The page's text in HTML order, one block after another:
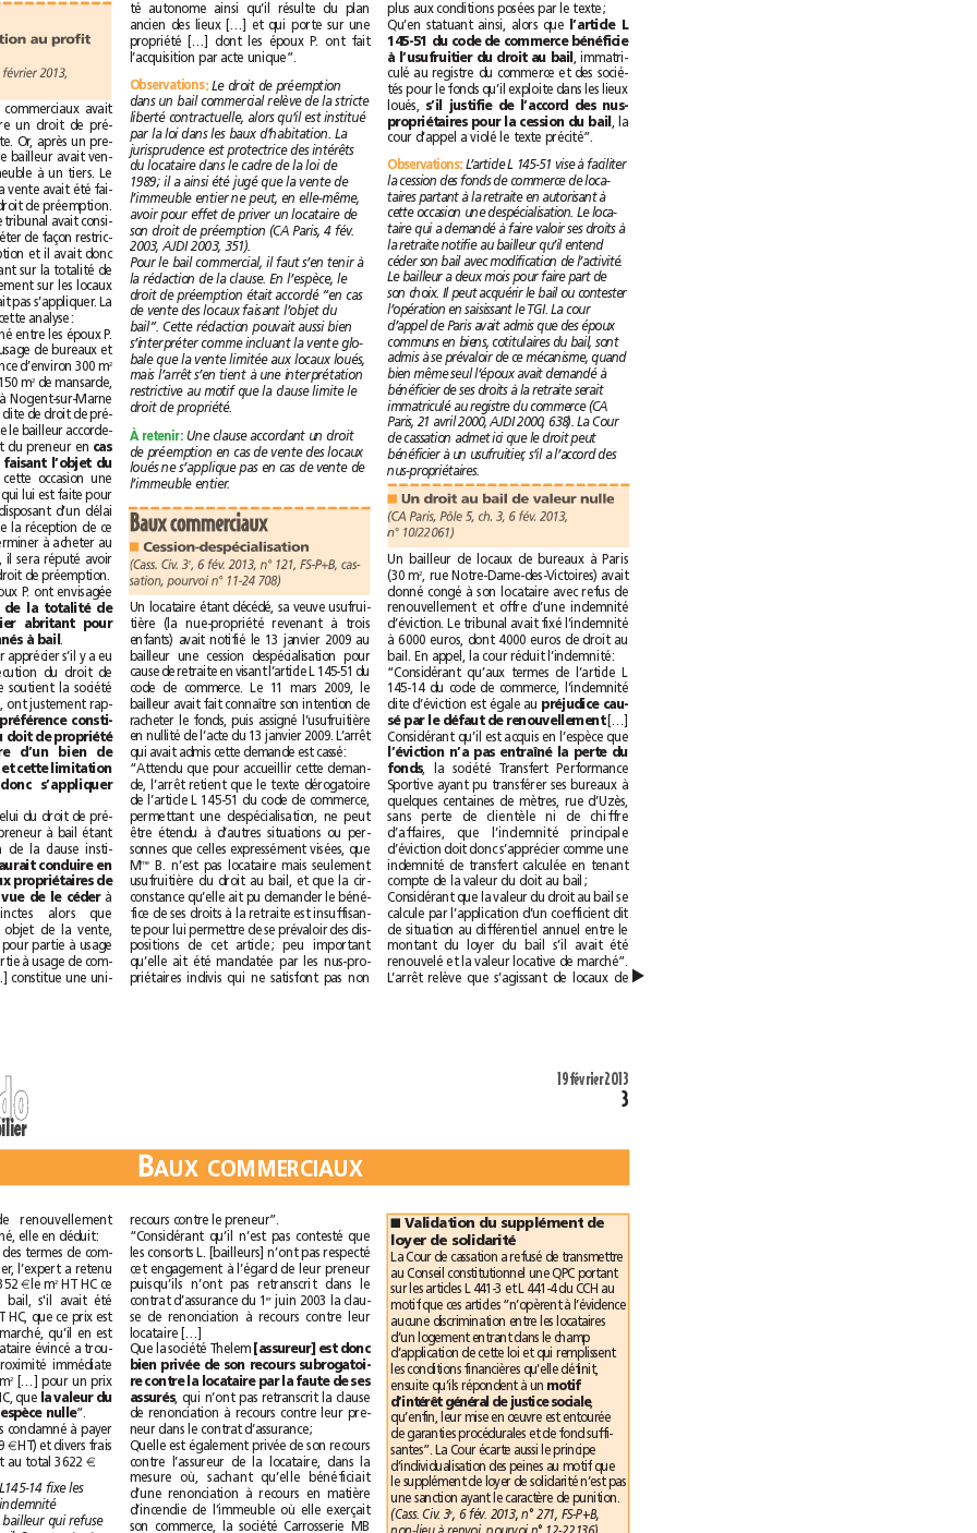
▲
Droit de préemption au profit
(CA Paris, Pôle 5, ch. 3, 6février2013,
Un bailleur de locaux commerciaux avait
consenti à son locataire un droit de pré-
emption en cas de vente. Or, après un pre-
mier renouvellement, le bailleur avait ven-
du la totalité de l’immeuble à un tiers. Le
locataire estimait que la vente avait été fai-
te en violation de son droit de préemption.
En première instance, le tribunal avait consi-
déré qu’il fallait interpréter de façon restric-
tive le droit de préemption et il avait donc
jugé que la vente portant sur la totalité de
l’immeuble et pas seulement sur les locaux
loués, ce droit ne pouvait pas s’appliquer. La
cour d‘appel confirme cette analyse:
“Le bail commercial signé entre les époux P.
porte sur des locaux à usage de bureaux et
annexes d’une contenance d’environ 300m2
sur deux niveaux et de 150m2
de mansarde,
dans un immeuble sis à Nogent-sur-Marne
[…] contient une clause dite de droit de pré-
emption suivant laquelle le bailleur accorde-
cas
de vente des locaux faisant l’objet du
et lui fournira à cette occasion une
copie de l’offre d’achat qui lui est faite pour
les locaux, le preneur disposant d’un délai
d’un mois à compter de la réception de ce
document pour se déterminer à acheter au
prix proposé. À défaut, il sera réputé avoir
renoncé à exercer son droit de préemption.
Or la vente que les époux P. ont envisagée
celle de la totalité de
l’ensemble immobilier abritant pour
partie les locaux donnés à bail.
Les premiers juges, pour apprécier s’il y a eu
à cette occasion inexécution du droit de
préférence ainsi que le soutient la société
Laboratoire Hepatoum, ont justement rap-
le droit de préférence consti-
tue une limitation du doit de propriété
pour le propriétaire d’un bien de
contracter librement et cette limitation
contractuelle doit donc s’appliquer
L’objet de la vente et celui du droit de pré-
emption au profit du preneur à bail étant
différents, l’application de la clause insti-
ne saurait conduire en
l’espèce à imposer aux propriétaires de
diviser leur bien en vue de le céder à
des personnes distinctes alors que
l’ensemble immobilier objet de la vente,
composé de bâtiments pour partie à usage
d’habitation et pour partie à usage de com-
merce et d’une cour […] constitue une uni-
té autonome ainsi qu’il résulte du plan
ancien des lieux […] et qui porte sur une
propriété […] dont les époux P. ont fait
l’acquisition par acte unique”.
O
Ob
bs
se
er
rv
va
at
ti
io
on
ns
s: Le droit de préemption
dans un bail commercial relève de la stricte
liberté contractuelle, alors qu’il est institué
par la loi dans les baux d’habitation. La
jurisprudence est protectrice des intérêts
du locataire dans le cadre de la loi de
1989; il a ainsi été jugé que la vente de
l’immeuble entier ne peut, en elle-même,
avoir pour effet de priver un locataire de
son droit de préemption (CA Paris, 4 fév.
2003, AJDI 2003, 351).
Pour le bail commercial, il faut s’en tenir à
la rédaction de la clause. En l’espèce, le
droit de préemption était accordé “en cas
de vente des locaux faisant l’objet du
bail”. Cette rédaction pouvait aussi bien
s’interpréter comme incluant la vente glo-
bale que la vente limitée aux locaux loués,
mais l’arrêt s’en tient à une interprétation
restrictive au motif que la clause limite le
droit de propriété.
À retenir:
Une clause accordant un droit
de préemption en cas de vente des locaux
loués ne s’applique pas en cas de vente de
l’immeuble entier.
Baux commerciaux
Cession-despécialisation
(Cass. Civ. 3e , 6 fév. 2013, n° 121, FS-P+B, cas-
sation, pourvoi n°11-24 708)
Un locataire étant décédé, sa veuve usufrui-
tière (la nue-propriété revenant à trois
enfants) avait notifié le 13janvier 2009 au
bailleur une cession despécialisation pour
cause de retraite en visant l’article L 145-51 du
code de commerce. Le 11mars 2009, le
bailleur avait fait connaître son intention de
racheter le fonds, puis assigné l’usufruitière
en nullité de l’acte du 13janvier 2009. L’arrêt
qui avait admis cette demande est cassé:
“Attendu que pour accueillir cette deman-
de, l’arrêt retient que le texte dérogatoire
de l’article L 145-51 du code de commerce,
permettant une despécialisation, ne peut
être étendu à d’autres situations ou per-
sonnes que celles expressément visées, que
M me B. n’est pas locataire mais seulement
usufruitière du droit au bail, et que la cir-
constance qu’elle ait pu demander le béné-
fice de ses droits à la retraite est insuffisan-
te pour lui permettre de se prévaloir des dis-
positions de cet article; peu important
qu’elle ait été mandatée par les nus-pro-
priétaires indivis qui ne satisfont pas non
plus aux conditions posées par le texte;
l’article L
145-51 du code de commerce bénéficie
à l’usufruitier du droit au bail
, immatri-
culé au registre du commerce et des socié-
tés pour le fonds qu’il exploite dans les lieux
loués,
s’il justifie de l’accord des nus-
propriétaires pour la cession du bail , la
cour d’appel a violé le texte précité”.
O
Ob
bs
se
er
rv
va
at
ti
io
on
ns
s: L’article L 145-51 vise à faciliter
la cession des fonds de commerce de loca-
taires partant à la retraite en autorisant à
cette occasion une despécialisation. Le loca-
taire qui a demandé à faire valoir ses droits à
la retraite notifie au bailleur qu’il entend
céder son bail avec modification de l’activité.
Le bailleur a deux mois pour faire part de
son choix. Il peut acquérir le bail ou contester
l’opération en saisissant le TGI. La cour
d’appel de Paris avait admis que des époux
communs en biens, cotitulaires du bail, sont
admis à se prévaloir de ce mécanisme, quand
bien même seul l‘époux avait demandé à
bénéficier de ses droits à la retraite serait
immatriculé au registre du commerce (CA
Paris, 21 avril 2000, AJDI 2000, 638). La Cour
de cassation admet ici que le droit peut
bénéficier à un usufruitier, s’il a l’accord des
nus-propriétaires.
Un droit au bail de valeur nulle
(CA Paris, Pôle 5, ch. 3, 6 fév. 2013,
n°10/22061)
Un bailleur de locaux de bureaux à Paris
(30m2
, rue Notre-Dame-des-Victoires) avait
donné congé à son locataire avec refus de
renouvellement et offre d’une indemnité
d’éviction. Le tribunal avait fixé l’indemnité
à 6000euros, dont 4000euros de droit au
bail. En appel, la cour réduit l’indemnité:
“Considérant qu’aux termes de l’article L
145-14 du code de commerce, l’indemnité
préjudice cau-
sé par le défaut de renouvellement
Considérant qu’il est acquis en l’espèce que
l’éviction n’a pas entraîné la perte du
fonds
, la société Transfert Performance
Sportive ayant pu transférer ses bureaux à
quelques centaines de mètres, rue d’Uzès,
sans perte de clientèle ni de chiffre
d’affaires, que l’indemnité principale
d’éviction doit donc s’apprécier comme une
indemnité de transfert calculée en tenant
compte de la valeur du doit au bail;
Considérant que la valeur du droit au bail se
calcule par l’application d’un coefficient dit
de situation au différentiel annuel entre le
montant du loyer du bail s’il avait été
renouvelé et la valeur locative de marché”.
L’arrêt relève que s’agissant de locaux de
bureaux, le loyer de renouvellement
n’aurait pas été plafonné, elle en déduit:
“Considérant qu’au vu des termes de com-
paraison dans le quartier, l’expert a retenu
une valeur locative de 352 € le m2 HT HC ce
qui établit le prix du bail, s'il avait été
HT HC, que ce prix est
sensiblement celui du marché, qu’il en est
pour preuve que le locataire évincé a trou-
vé à se réinstaller à proximité immédiate
dans des locaux de 28m2 […] pour un prix
HT HC, que
la valeur du
droit au bail est en l’espèce nulle ”.
Le bailleur est toutefois condamné à payer
(1499 €
HT) et divers frais
de déménagement, soit au total 3622 €.
L’article L145-14 fixe les
principes de calcul de l’indemnité
d’éviction versée par le bailleur qui refuse
recours contre le preneur”.
“Considérant qu’il n’est pas contesté que
les consorts L. [bailleurs] n’ont pas respecté
cet engagement à l’égard de leur preneur
puisqu’ils n’ont pas retranscrit dans le
contrat d’assurance du 1 er juin 2003 la clau-
se de renonciation à recours contre leur
Que la société Thelem
[assureur] est donc
bien privée de son recours subrogatoi-
recontre la locataire par la faute de ses
assurés
, qui n’ont pas retranscrit la clause
de renonciation à recours contre leur pre-
neur dans le contrat d’assurance;
Quelle est également privée de son recours
contre l’assureur de la locataire, dans la
mesure où, sachant qu’elle bénéficiait
d’une renonciation à recours en matière
d’incendie de l’immeuble où elle exerçait
son commerce, la société Carrosserie MB
19février 2013
3
o
o
immobilier
B
BA
A U
U X
X C
CO
O M
M M
M E
ER
RC
C A
A U
U X
X
Validation du supplément de
loyer de solidarité
La Cour de cassation a refusé de transmettre
au Conseil constitutionnel une QPC portant
sur les articles L 441-3 et L 441-4 du CCH au
motif que ces articles “n’opèrent à l’évidence
aucune discrimination entre les locataires
d’un logement entrant dans le champ
d’application de cette loi et qui remplissent
les conditions financières qu’elle définit,
motif
d’intérêt général de justice sociale,
qu’enfin, leur mise en œuvre est entourée
de garanties procédurales et de fond suffi-
santes”. La Cour écarte aussi le principe
d’individualisation des peines au motif que
le supplément de loyer de solidarité n’est pas
une sanction ayant le caractère de punition.
(Cass. Civ. 3e , 6 fév. 2013, n°271, FS-P+B,